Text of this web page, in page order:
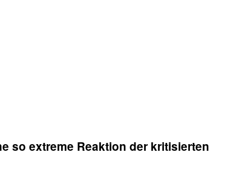
so extreme Reaktion der kritisierten